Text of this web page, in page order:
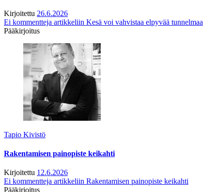
Kirjoitettu 26.6.2026
Ei kommentteja artikkeliin Kesä voi vahvistaa elpyvää tunnelmaa
Pääkirjoitus
Tapio Kivistö
Rakentamisen painopiste keikahti
Kirjoitettu 12.6.2026
Ei kommentteja artikkeliin Rakentamisen painopiste keikahti
Pääkirjoitus